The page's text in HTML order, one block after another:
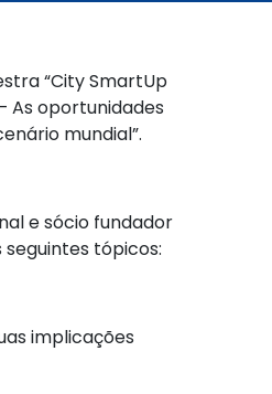
“City SmartUp
As oportunidades
mundial”.
e sócio fundador
tópicos:
implicações